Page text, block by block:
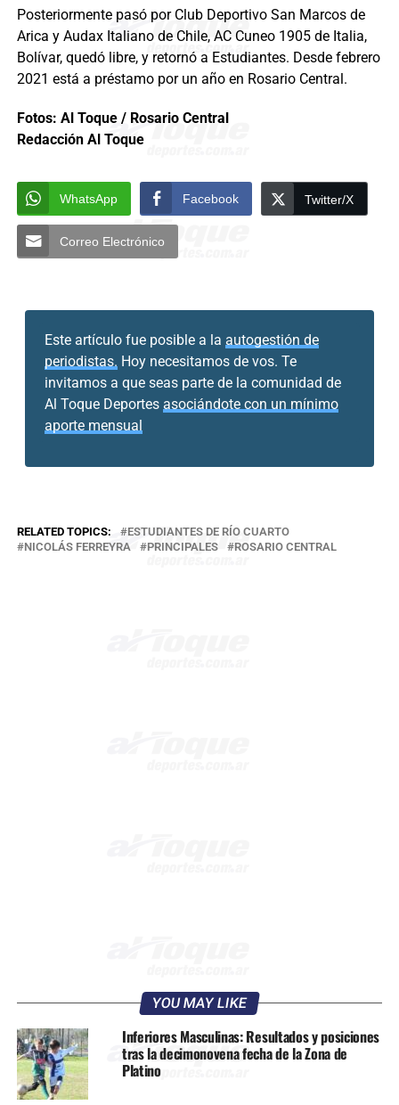
Posteriormente pasó por Club Deportivo San Marcos de
Arica y Audax Italiano de Chile, AC Cuneo 1905 de Italia,
Bolívar, quedó libre, y retornó a Estudiantes. Desde febrero
2021 está a préstamo por un año en Rosario Central.
Fotos: Al Toque / Rosario Central
Redacción Al Toque
WhatsApp Facebook Twitter/X
Correo Electrónico
Este artículo fue posible a la autogestión de
periodistas. Hoy necesitamos de vos. Te
invitamos a que seas parte de la comunidad de
Al Toque Deportes asociándote con un mínimo
aporte mensual
RELATED TOPICS:
ESTUDIANTES DE RÍO CUARTO
NICOLÁS FERREYRA
PRINCIPALES ROSARIO CENTRAL
YOU MAY LIKE
Inferiores Masculinas: Resultados y posiciones
tras la decimonovena fecha de la Zona de
Platino